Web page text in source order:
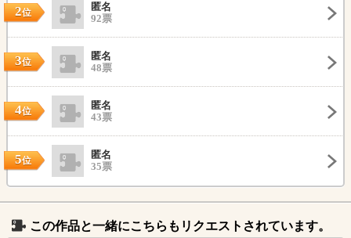
2位
匿名
92票
3位
匿名
48票
4位
匿名
43票
5位
匿名
35票
この作品と一緒にこちらもリクエストされています。